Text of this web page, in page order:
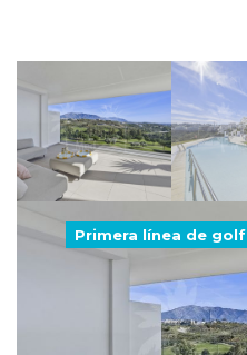
Primera línea de golf